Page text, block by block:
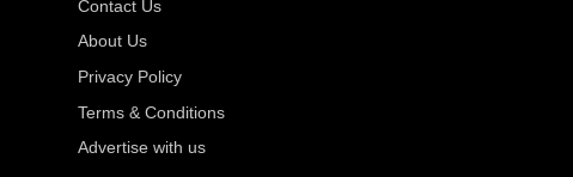
Contact Us
About Us
Privacy Policy
Terms & Conditions
Advertise with us